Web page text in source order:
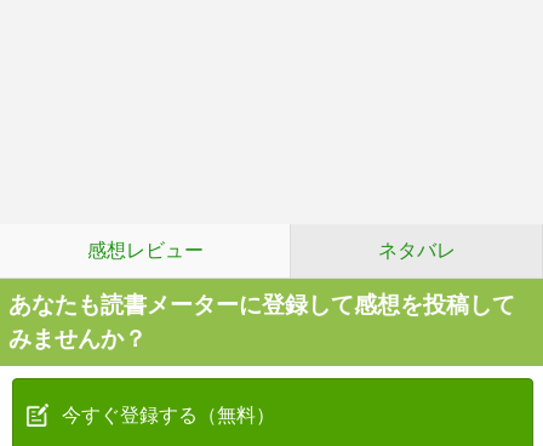
感想レビュー ネタバレ
あなたも読書メーターに登録して感想を投稿して
みませんか？
今すぐ登録する（無料）